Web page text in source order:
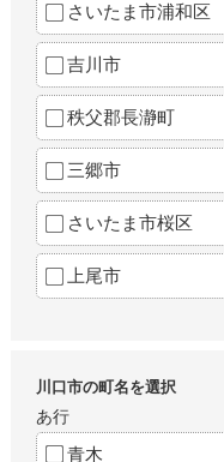
さいたま市浦和区
吉川市
秩父郡長瀞町
三郷市
さいたま市桜区
上尾市
川口市の町名を選択
あ行
青木